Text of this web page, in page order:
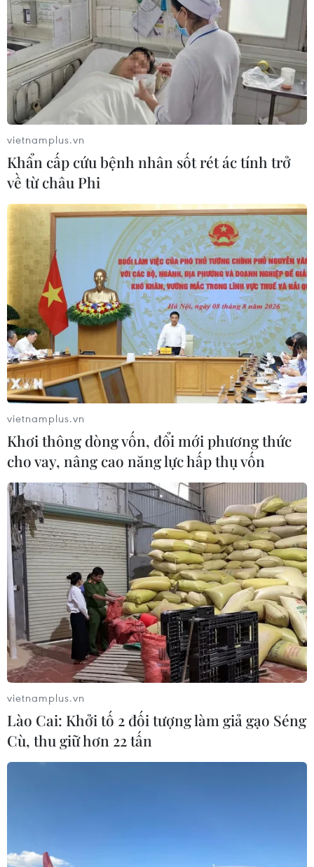
Theo dõi VietnamPlus
TIN LIÊN QUAN
Đến chiều 12/9, tiến độ tiêm vaccine
COVID-19 của Hà Nội đạt 89%
12/09/2021 13:27
Ngày 12/9, thành phố đã tiêm được 573.829 mũi
vaccine phòng COVID-19. Như vậy, tính đến 18h ngày
12/9, thành phố đã tiêm được 4.480.426 mũi, trong đó
sử dụng 4.088.460/4.591.476 liều vaccine được cấp.
Bộ Y tế lấy ý kiến chuyên gia về chiến lược
khai xây dựng kế hoạch, chiến lược phòng, chống dịch
vietnamplus.vn
Khẩn cấp cứu bệnh nhân sốt rét ác tính trở
về từ châu Phi
vietnamplus.vn
Khơi thông dòng vốn, đổi mới phương thức
cho vay, nâng cao năng lực hấp thụ vốn
vietnamplus.vn
Lào Cai: Khởi tố 2 đối tượng làm giả gạo Séng
Cù, thu giữ hơn 22 tấn